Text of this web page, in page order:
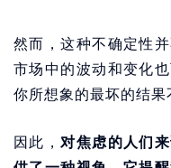
然而，这种不确定性
市场中的波动和变化
你所想象的最坏的结果
因此， 对焦虑的人们